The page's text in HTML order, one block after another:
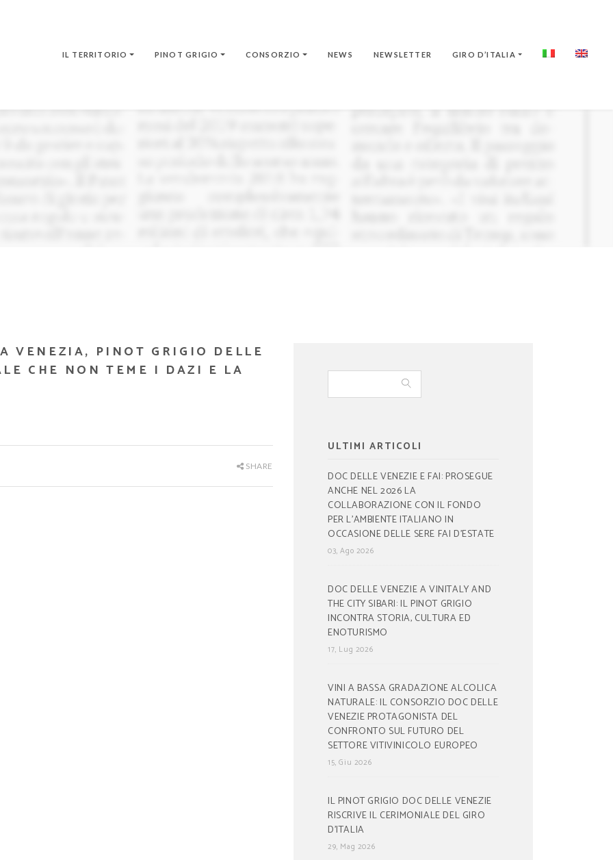
IL TERRITORIO PINOT GRIGIO CONSORZIO NEWS NEWSLETTER GIRO D’ITALIA
VENEZIA, PINOT GRIGIO DELLE
CHE NON TEME I DAZI E LA
SHARE
ULTIMI ARTICOLI
DOC DELLE VENEZIE E FAI: PROSEGUE
ANCHE NEL 2026 LA
COLLABORAZIONE CON IL FONDO
PER L’AMBIENTE ITALIANO IN
OCCASIONE DELLE SERE FAI D’ESTATE
03, Ago 2026
DOC DELLE VENEZIE A VINITALY AND
THE CITY SIBARI: IL PINOT GRIGIO
INCONTRA STORIA, CULTURA ED
ENOTURISMO
17, Lug 2026
VINI A BASSA GRADAZIONE ALCOLICA
NATURALE: IL CONSORZIO DOC DELLE
VENEZIE PROTAGONISTA DEL
CONFRONTO SUL FUTURO DEL
SETTORE VITIVINICOLO EUROPEO
15, Giu 2026
IL PINOT GRIGIO DOC DELLE VENEZIE
RISCRIVE IL CERIMONIALE DEL GIRO
D’ITALIA
29, Mag 2026